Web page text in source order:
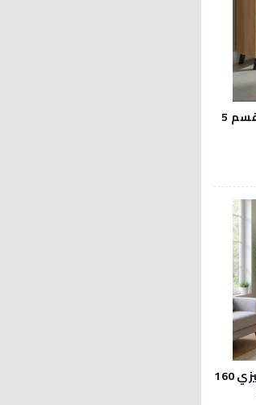
خزانة أحذية خشب ماليزي 2 قسم 5
خزانة أحذية 4 أبواب خشب ماليزي 160